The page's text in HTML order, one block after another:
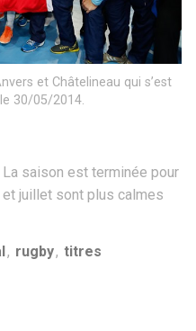
et Châtelineau qui s’est
30/05/2014.
saison est terminée pour
et juillet sont plus calmes
, rugby, titres